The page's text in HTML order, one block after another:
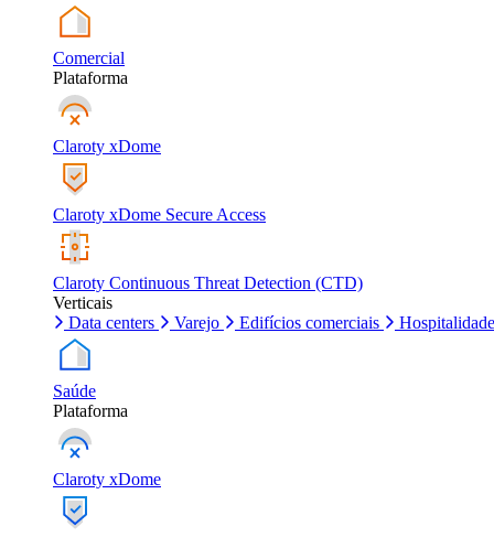
Comercial
Plataforma
Claroty xDome
Claroty xDome Secure Access
Claroty Continuous Threat Detection (CTD)
Verticais
Data centers
Varejo Edifícios comerciais Hospitalidade
Saúde
Plataforma
Claroty xDome